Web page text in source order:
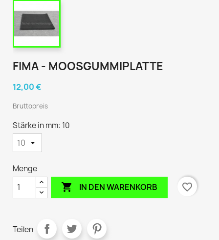
FIMA - MOOSGUMMIPLATTE
12,00 €
Bruttopreis
Stärke in mm: 10
Menge
 IN DEN WARENKORB favorite_border
Teilen